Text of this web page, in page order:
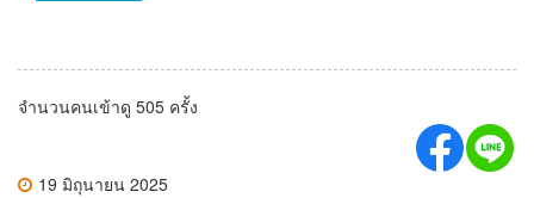
จำนวนคนเข้าดู 505 ครั้ง
19 มิถุนายน 2025